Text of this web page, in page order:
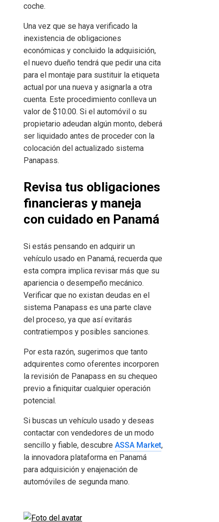
coche.
Una vez que se haya verificado la
inexistencia de obligaciones
económicas y concluido la adquisición,
el nuevo dueño tendrá que pedir una cita
para el montaje para sustituir la etiqueta
actual por una nueva y asignarla a otra
cuenta. Este procedimiento conlleva un
valor de $10.00. Si el automóvil o su
propietario adeudan algún monto, deberá
ser liquidado antes de proceder con la
colocación del actualizado sistema
Panapass.
Revisa tus obligaciones
financieras y maneja
con cuidado en Panamá
Si estás pensando en adquirir un
vehículo usado en Panamá, recuerda que
esta compra implica revisar más que su
apariencia o desempeño mecánico.
Verificar que no existan deudas en el
sistema Panapass es una parte clave
del proceso, ya que así evitarás
contratiempos y posibles sanciones.
Por esta razón, sugerimos que tanto
adquirentes como oferentes incorporen
la revisión de Panapass en su chequeo
previo a finiquitar cualquier operación
potencial.
Si buscas un vehículo usado y deseas
contactar con vendedores de un modo
sencillo y fiable, descubre ASSA Market,
la innovadora plataforma en Panamá
para adquisición y enajenación de
automóviles de segunda mano.